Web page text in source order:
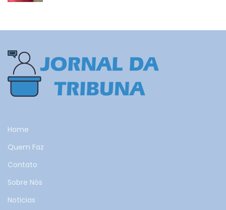
Home
Quem Faz
Contato
Sobre Nós
Noticias